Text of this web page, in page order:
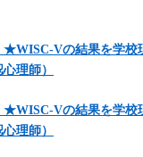
Vの結果を学校
理師）
Vの結果を学校
理師）